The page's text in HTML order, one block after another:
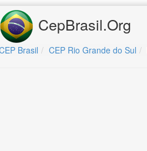
CepBrasil.Org
Brasil CEP Rio Grande do Sul